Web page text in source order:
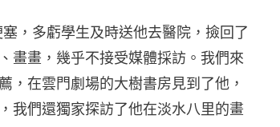
，多虧學生及時送他去醫院，撿回了
畫畫，幾乎不接受媒體採訪。我們來
，在雲門劇場的大樹書房見到了他，
我們還獨家探訪了他在淡水八里的畫